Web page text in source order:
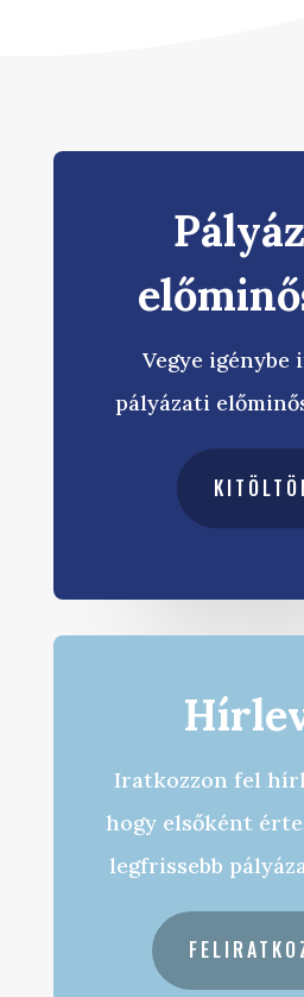
Vegye igénybe
pályázati
Iratkozzon fel
hogy elsőként
legfrissebb